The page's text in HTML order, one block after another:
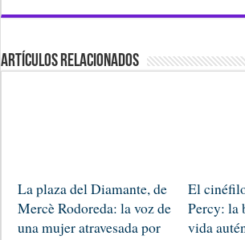
Artículos Relacionados
La plaza del Diamante, de
Mercè Rodoreda: la voz de
una mujer atravesada por
El
Percy: la
vida